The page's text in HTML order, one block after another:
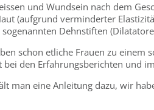
und Wundsein nach dem
(aufgrund verminderter
Dehnstiften
schon etliche Frauen zu einem
den Erfahrungsberichten und
man eine Anleitung dazu, wir